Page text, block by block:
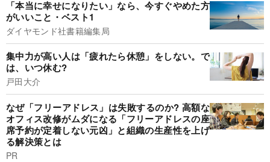
「本当に幸せになりたい」なら、今すぐやめた方
がいいこと・ベスト1
ダイヤモンド社書籍編集局
集中力が高い人は「疲れたら休憩」をしない。で
は、いつ休む?
戸田大介
なぜ「フリーアドレス」は失敗するのか? 高額な
オフィス改修がムダになる「フリーアドレスの座
席予約が定着しない元凶」と組織の生産性を上げ
る解決策とは
PR